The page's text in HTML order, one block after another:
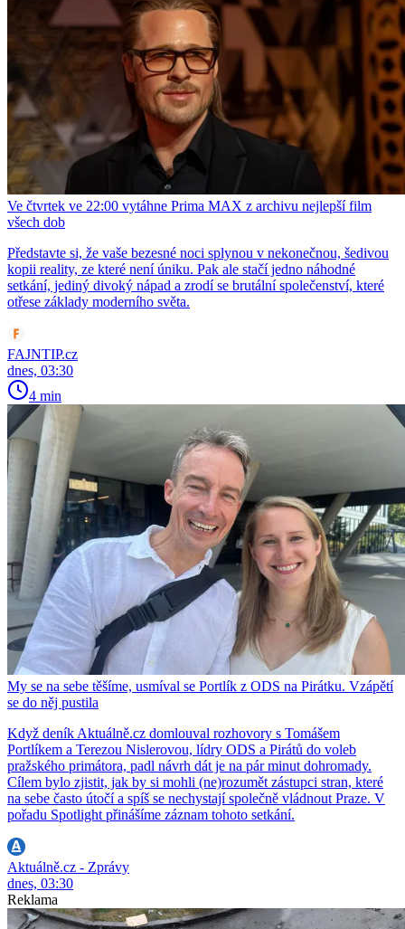
Ve čtvrtek ve 22:00 vytáhne Prima MAX z archivu nejlepší film
všech dob
Představte si, že vaše bezesné noci splynou v nekonečnou, šedivou
kopii reality, ze které není úniku. Pak ale stačí jedno náhodné
setkání, jediný divoký nápad a zrodí se brutální společenství, které
otřese základy moderního světa.
FAJNTIP.cz
dnes, 03:30
4 min
My se na sebe těšíme, usmíval se Portlík z ODS na Pirátku. Vzápětí
se do něj pustila
Když deník Aktuálně.cz domlouval rozhovory s Tomášem
Portlíkem a Terezou Nislerovou, lídry ODS a Pirátů do voleb
pražského primátora, padl návrh dát je na pár minut dohromady.
Cílem bylo zjistit, jak by si mohli (ne)rozumět zástupci stran, které
na sebe často útočí a spíš se nechystají společně vládnout Praze. V
pořadu Spotlight přinášíme záznam tohoto setkání.
Aktuálně.cz - Zprávy
dnes, 03:30
Reklama